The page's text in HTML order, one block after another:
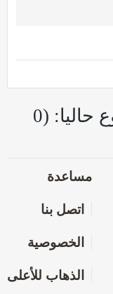
الاعضاء يشاهدون الموضوع حاليا: (0
مساعدة
اتصل بنا
الخصوصية
الذهاب للأعلى